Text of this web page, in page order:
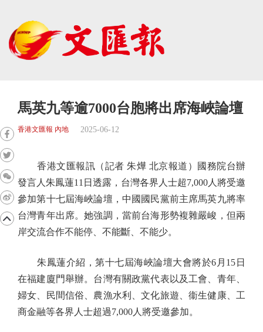
馬英九等逾7000台胞將出席海峽論壇
香港文匯報 內地 2025-06-12
香港文匯報訊（記者 朱燁 北京報道）國務院台辦
發言人朱鳳蓮11日透露，台灣各界人士超7,000人將受邀
參加第十七屆海峽論壇，中國國民黨前主席馬英九將率
台灣青年出席。她強調，當前台海形勢複雜嚴峻，但兩
岸交流合作不能停、不能斷、不能少。
朱鳳蓮介紹，第十七屆海峽論壇大會將於6月15日
在福建廈門舉辦。台灣有關政黨代表以及工會、青年、
婦女、民間信俗、農漁水利、文化旅遊、衞生健康、工
商金融等各界人士超過7,000人將受邀參加。